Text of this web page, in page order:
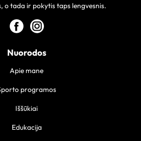
o tada ir pokytis taps lengvesnis.
Nuorodos
Apie mane
programos
Iššūkiai
Edukacija